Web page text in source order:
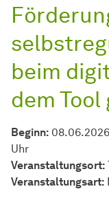
beim
dem
Beginn:
Uhr
Veranstaltungsort:
Veran­stal­tungs­art: